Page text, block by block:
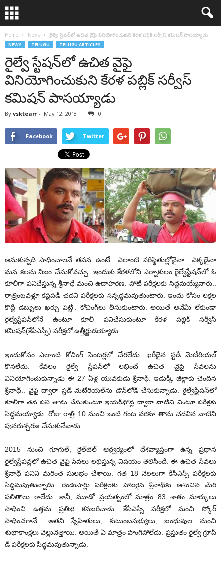
Home News రైల్వే స్టేషన్‌లో ఉచిత వైఫై వినియోగించుకుని కేరళ పబ్లిక్‌ సర్వీస్‌ కమిషన్‌ పాసయ్యాడు
NEWS TELUGU TELUGU ARTICLES
రైల్వే స్టేషన్‌లో ఉచిత వైఫై
వినియోగించుకుని కేరళ పబ్లిక్‌ సర్వీస్‌
కమిషన్‌ పాసయ్యాడు
By vskteam - May 12, 2018 0
Facebook Twitter
అనుకున్నది సాధించాలనే తపన ఉంటే.. ఎలాంటి పరిస్థితుల్లోనైనా.. ఎక్కడైనా
మన కలను నిజం చేసుకోవచ్చు. ఇందుకు కేరళలోని ఎర్నాకులం రైల్వేస్టేషన్‌లో ఓ
కూలీగా పనిచేస్తున్న శ్రీనాథే మంచి ఉదాహరణ. పోటీ పరీక్షలకు సిద్ధమయ్యేవారు..
రాత్రింబవళ్లూ కష్టపడి చదవి పరీక్షలకు సన్నద్ధమవుతుంటారు. ఇందు కోసం లక్షల
కొద్దీ డబ్బులు ఖర్చు పెట్టి.. కోచింగ్‌లు తీసుకుంటారు. అయితే అవేమీ లేకుండా
రైల్వేస్టేషన్‌లోనే ఉంటూ కూలీ పనిచేసుకుంటూ కేరళ పబ్లిక్‌ సర్వీస్‌
కమిషన్‌(కేపీఎస్సీ) పరీక్షలో ఉత్తీర్ణుడయ్యాడు.
ఇందుకోసం ఎలాంటి కోచింగ్‌ సెంటర్లలో చేరలేదు. ఖరీదైన స్టడీ మెటీరియల్‌
కొనలేదు. కేవలం రైల్వే స్టేషన్‌లో లభించే ఉచిత వైఫై సేవలను
వినియోగించుకున్నాడు ఈ 27 ఏళ్ల యువకుడు శ్రీనాథ్‌. ఇడుక్కి జిల్లాకు చెందిన
శ్రీనాథ్‌.. వైఫై ద్వారా స్టడీ మెటీరియల్‌ను డౌన్‌లోడ్‌ చేసుకున్నాడు. రైల్వేస్టేషన్‌లో
కూలీగా తన పని తాను చేసుకుంటూ ఇయర్‌ఫోన్ల ద్వారా వాటిని వింటూ పరీక్షకు
సిద్ధమయ్యాడు. రోజు రాత్రి 10 నుంచి ఒంటి గంట వరకూ తాను చదవిన వాటిని
పునరుశ్చరణ చేసుకునేవాడు.
2015 నుంచి గూగుల్‌, రైల్‌టెల్‌ ఆధ్వర్యంలో దేశవ్యాప్తంగా ఉన్న ప్రధాన
రైల్వేస్టేషన్లలో ఉచిత వైఫై సేవలు లభిస్తున్న విషయం తెలిసిందే. ఈ ఉచిత సేవలు
శ్రీనాథ్‌ పనిని మరింత సులభం చేశాయి. గత 18 నెలలుగా కేసీఎస్సీ పరీక్షలకు
సిద్ధమవుతున్నాడు. రెండుసార్లు పరీక్షలకు హాజరైన శ్రీనాథ్‌కు ఆశించిన మేర
ఫలితాలు రాలేదు. కానీ, మూడో ప్రయత్నంలో మాత్రం 83 శాతం మార్కులు
సాధించి ఉత్తమ ప్రతిభ కనబరిచాడు. కేసీఎస్సీ పరీక్షలో మంచి స్కోర్‌
సాధించగానే.. అతని స్నేహితులు, కుటుంబసభ్యులు, బంధువుల నుంచి
శుభాకాంక్షలు వెల్లువెత్తాయి. అయితే ఏ మాత్రం పొంగిపోలేదు. ప్రస్తుతం రైల్వే గ్రూప్‌
డీ పరీక్షలకు సిద్ధమవుతున్నాడు.